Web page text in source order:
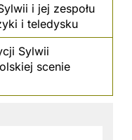
i jej zespołu
i teledysku
Sylwii
scenie